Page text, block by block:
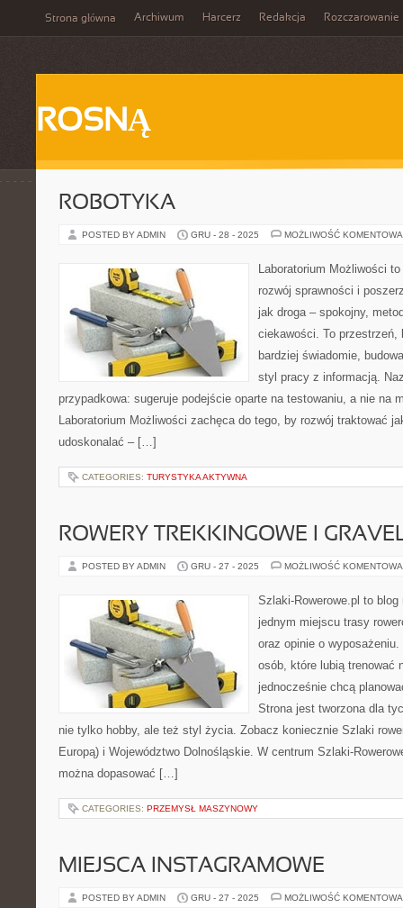
Strona główna Archiwum Harcerz Redakcja Rozczarowanie
ROSNĄ
ROBOTYKA
POSTED BY ADMIN GRU - 28 - 2025 MOŻLIWOŚĆ
Laboratorium Możliwości
rozwój sprawności i
jak droga – spokojny,
ciekawości. To
bardziej świadomie,
styl pracy z informacją.
przypadkowa: sugeruje podejście oparte na testowaniu, a nie na
Laboratorium Możliwości zachęca do tego, by rozwój traktować
udoskonalać – […]
CATEGORIES: TURYSTYKA AKTYWNA
ROWERY TREKKINGOWE I
POSTED BY ADMIN GRU - 27 - 2025 MOŻLIWOŚĆ
Szlaki-Rowerowe.pl to blog
jednym miejscu trasy
oraz opinie o
osób, które lubią trenować
jednocześnie chcą
Strona jest tworzona dla
nie tylko hobby, ale też styl życia. Zobacz koniecznie Szlaki
Europą) i Województwo Dolnośląskie. W centrum Szlaki-
można dopasować […]
CATEGORIES: PRZEMYSŁ MASZYNOWY
MIEJSCA INSTAGRAMOWE
POSTED BY ADMIN GRU - 27 - 2025 MOŻLIWOŚĆ